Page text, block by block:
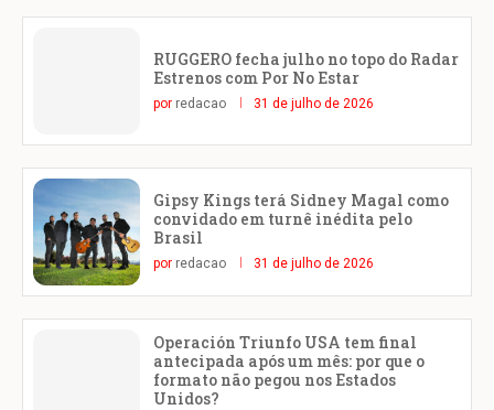
RUGGERO fecha julho no topo do Radar
Estrenos com Por No Estar
por redacao 31 de julho de 2026
Gipsy Kings terá Sidney Magal como
convidado em turnê inédita pelo
Brasil
por redacao 31 de julho de 2026
Operación Triunfo USA tem final
antecipada após um mês: por que o
formato não pegou nos Estados
Unidos?